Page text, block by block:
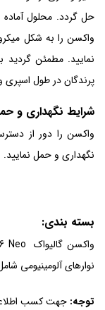
حل گردد. محلول آماده
واکسن را به شکل
نمایید. مطمئن گردید
پرندگان در طول اسپری
شرایط نگهداری و
نگهداری و حمل
بسته بندی:
نوارهای آلومینیومی شامل 10 قرص عرضه می
توجه: جهت کسب